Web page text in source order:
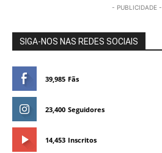
- PUBLICIDADE -
SIGA-NOS NAS REDES SOCIAIS
39,985 Fãs
23,400 Seguidores
14,453 Inscritos